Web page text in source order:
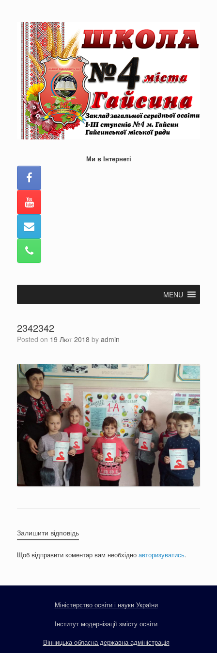
Ми в Інтернеті
MENU
2342342
Posted on 19 Лют 2018 by admin
Залишити відповідь
Щоб відправити коментар вам необхідно авторизуватись.
Міністерство освіти і науки України
Інститут модернізації змісту освіти
Вінницька обласна державна адміністрація